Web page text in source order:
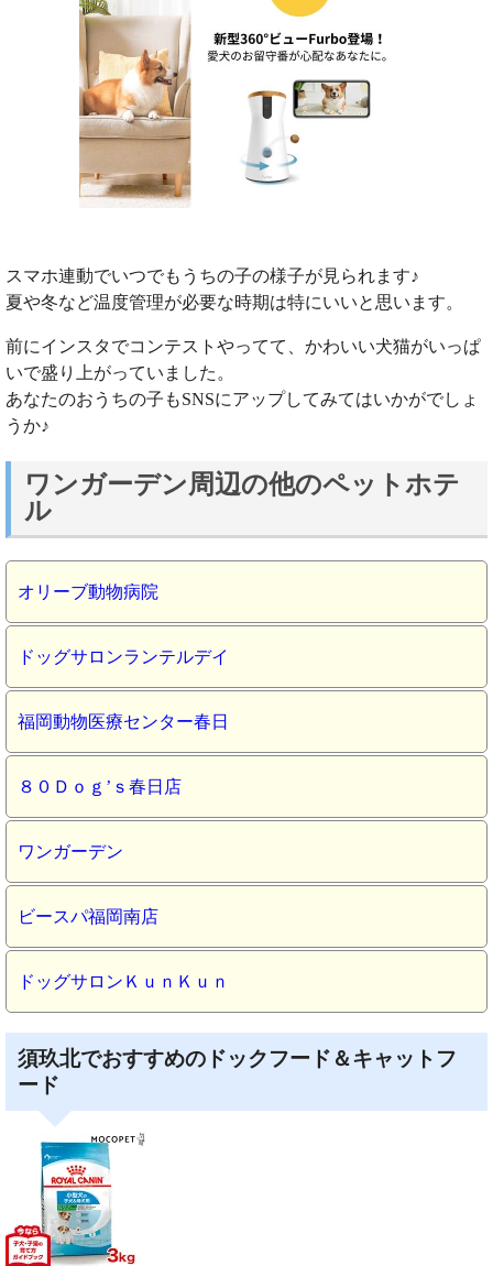
スマホ連動でいつでもうちの子の様子が見られます♪
夏や冬など温度管理が必要な時期は特にいいと思います。
前にインスタでコンテストやってて、かわいい犬猫がいっぱ
いで盛り上がっていました。
あなたのおうちの子もSNSにアップしてみてはいかがでしょ
うか♪
ワンガーデン周辺の他のペットホテ
ル
オリーブ動物病院
ドッグサロンランテルデイ
福岡動物医療センター春日
８０Ｄｏｇ’ｓ春日店
ワンガーデン
ビースパ福岡南店
ドッグサロンＫｕｎＫｕｎ
須玖北でおすすめのドックフード＆キャットフ
ード